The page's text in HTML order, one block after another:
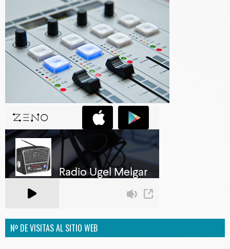
Nº DE VISITAS AL SITIO WEB